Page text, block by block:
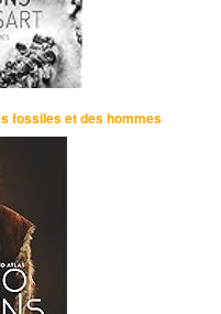
fossiles et des hommes